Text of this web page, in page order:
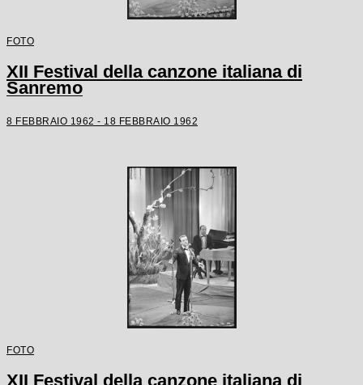
FOTO
XII Festival della canzone italiana di
Sanremo
8 FEBBRAIO 1962 - 18 FEBBRAIO 1962
FOTO
XII Festival della canzone italiana di